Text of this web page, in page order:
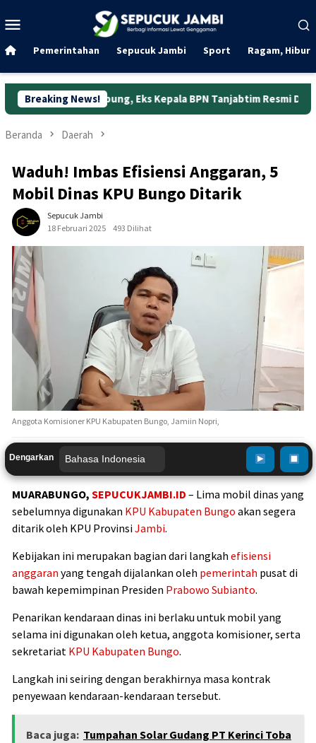
ke
Mobile
Pemerintahan Sepucuk Jambi Sport Ragam,
Breaking News!
Eks Kepala BPN Tanjabtim Resmi Ditahan Dunia
Beranda Daerah
Waduh! Imbas Efisiensi Anggaran, 5
Mobil Dinas KPU Bungo Ditarik
Sepucuk Jambi
18 Februari 2025
493 Dilihat
Anggota Komisioner KPU Kabupaten Bungo, Jamiin Nopri,
Dengarkan
MUARABUNGO, SEPUCUKJAMBI.ID – Lima mobil dinas yang
sebelumnya digunakan KPU Kabupaten Bungo akan segera
ditarik oleh KPU ProvinsiJambi.
Kebijakan ini merupakan bagian dari langkah efisiensi
anggaran yang tengah dijalankan oleh pemerintah pusat di
bawah kepemimpinan Presiden Prabowo Subianto.
Penarikan kendaraan dinas ini berlaku untuk mobil yang
selama ini digunakan oleh ketua, anggota komisioner, serta
sekretariat KPU Kabupaten Bungo.
Langkah ini seiring dengan berakhirnya masa kontrak
penyewaan kendaraan-kendaraan tersebut.
Baca juga: Tumpahan Solar Gudang PT Kerinci Toba